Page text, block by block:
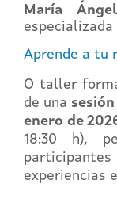
María
Aprende a tu
O taller
de una
enero de
18:30 h),
experiencias